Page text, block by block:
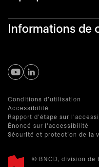
Informations de
s’ouvre dans un nouvel
s’ouvre dans un
Conditions d'utilisation
Accessibilité
Rapport d'étape sur
Énoncé sur l'accessibilité
Sécurité et protection de la
© BNCD, division de